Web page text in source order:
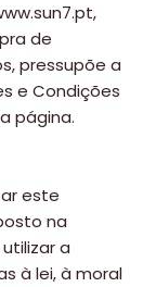
de
pressupõe a
e Condições
página.
este
na
a
à lei, à moral